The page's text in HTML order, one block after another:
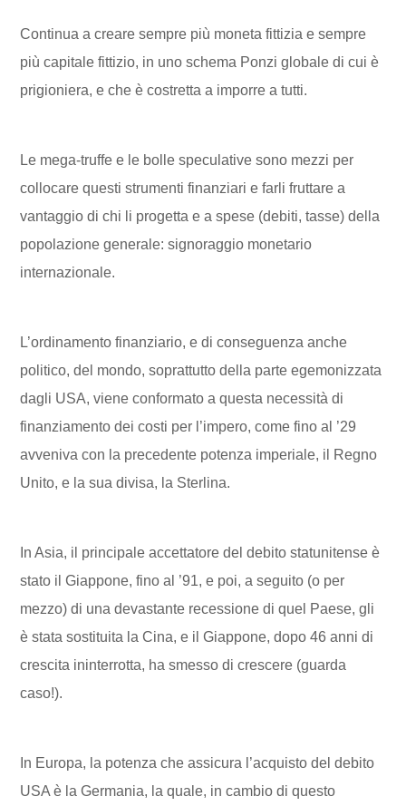
Continua a creare sempre più moneta fittizia e sempre
più capitale fittizio, in uno schema Ponzi globale di cui è
prigioniera, e che è costretta a imporre a tutti.
Le mega-truffe e le bolle speculative sono mezzi per
collocare questi strumenti finanziari e farli fruttare a
vantaggio di chi li progetta e a spese (debiti, tasse) della
popolazione generale: signoraggio monetario
internazionale.
L’ordinamento finanziario, e di conseguenza anche
politico, del mondo, soprattutto della parte egemonizzata
dagli USA, viene conformato a questa necessità di
finanziamento dei costi per l’impero, come fino al ’29
avveniva con la precedente potenza imperiale, il Regno
Unito, e la sua divisa, la Sterlina.
In Asia, il principale accettatore del debito statunitense è
stato il Giappone, fino al ’91, e poi, a seguito (o per
mezzo) di una devastante recessione di quel Paese, gli
è stata sostituita la Cina, e il Giappone, dopo 46 anni di
crescita ininterrotta, ha smesso di crescere (guarda
caso!).
In Europa, la potenza che assicura l’acquisto del debito
USA è la Germania, la quale, in cambio di questo